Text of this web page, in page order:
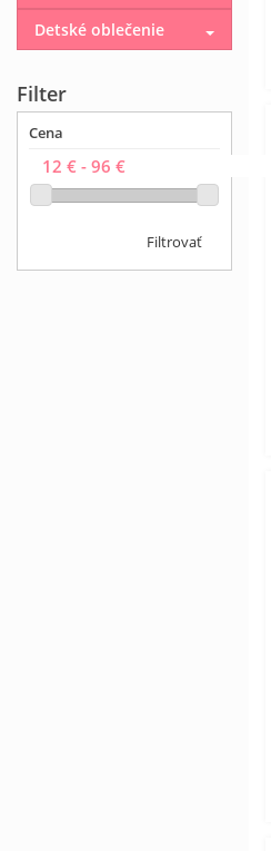
Detské oblečenie
Filter
Cena
Filtrovať